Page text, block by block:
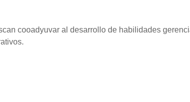
cooadyuvar al desarrollo de habilidades